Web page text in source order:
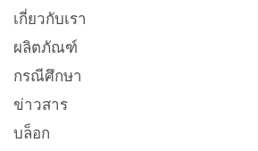
เกี่ยวกับเรา
ผลิตภัณฑ์
กรณีศึกษา
ข่าวสาร
บล็อก